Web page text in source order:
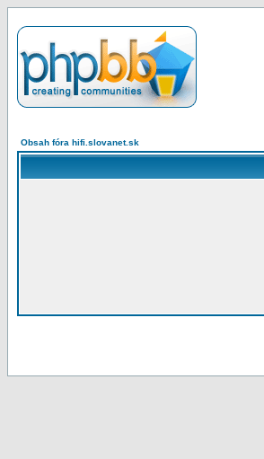
Obsah fóra hifi.slovanet.sk